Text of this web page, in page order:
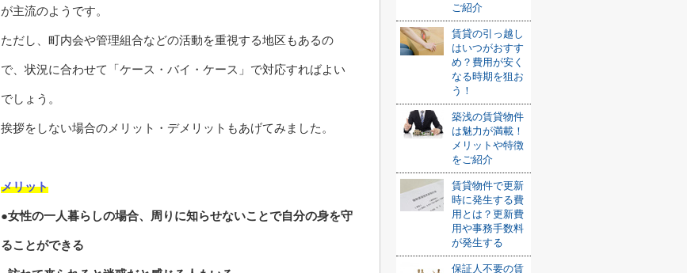
が主流のようです。
ただし、町内会や管理組合などの活動を重視する地区もあるの
で、状況に合わせて「ケース・バイ・ケース」で対応すればよい
でしょう。
挨拶をしない場合のメリット・デメリットもあげてみました。
メリット
●女性の一人暮らしの場合、周りに知らせないことで自分の身を守
ることができる
ご紹介
賃貸の引っ越し
はいつがおすす
め？費用が安く
なる時期を狙お
う！
築浅の賃貸物件
は魅力が満載！
メリットや特徴
をご紹介
賃貸物件で更新
時に発生する費
用とは？更新費
用や事務手数料
が発生する
保証人不要の賃